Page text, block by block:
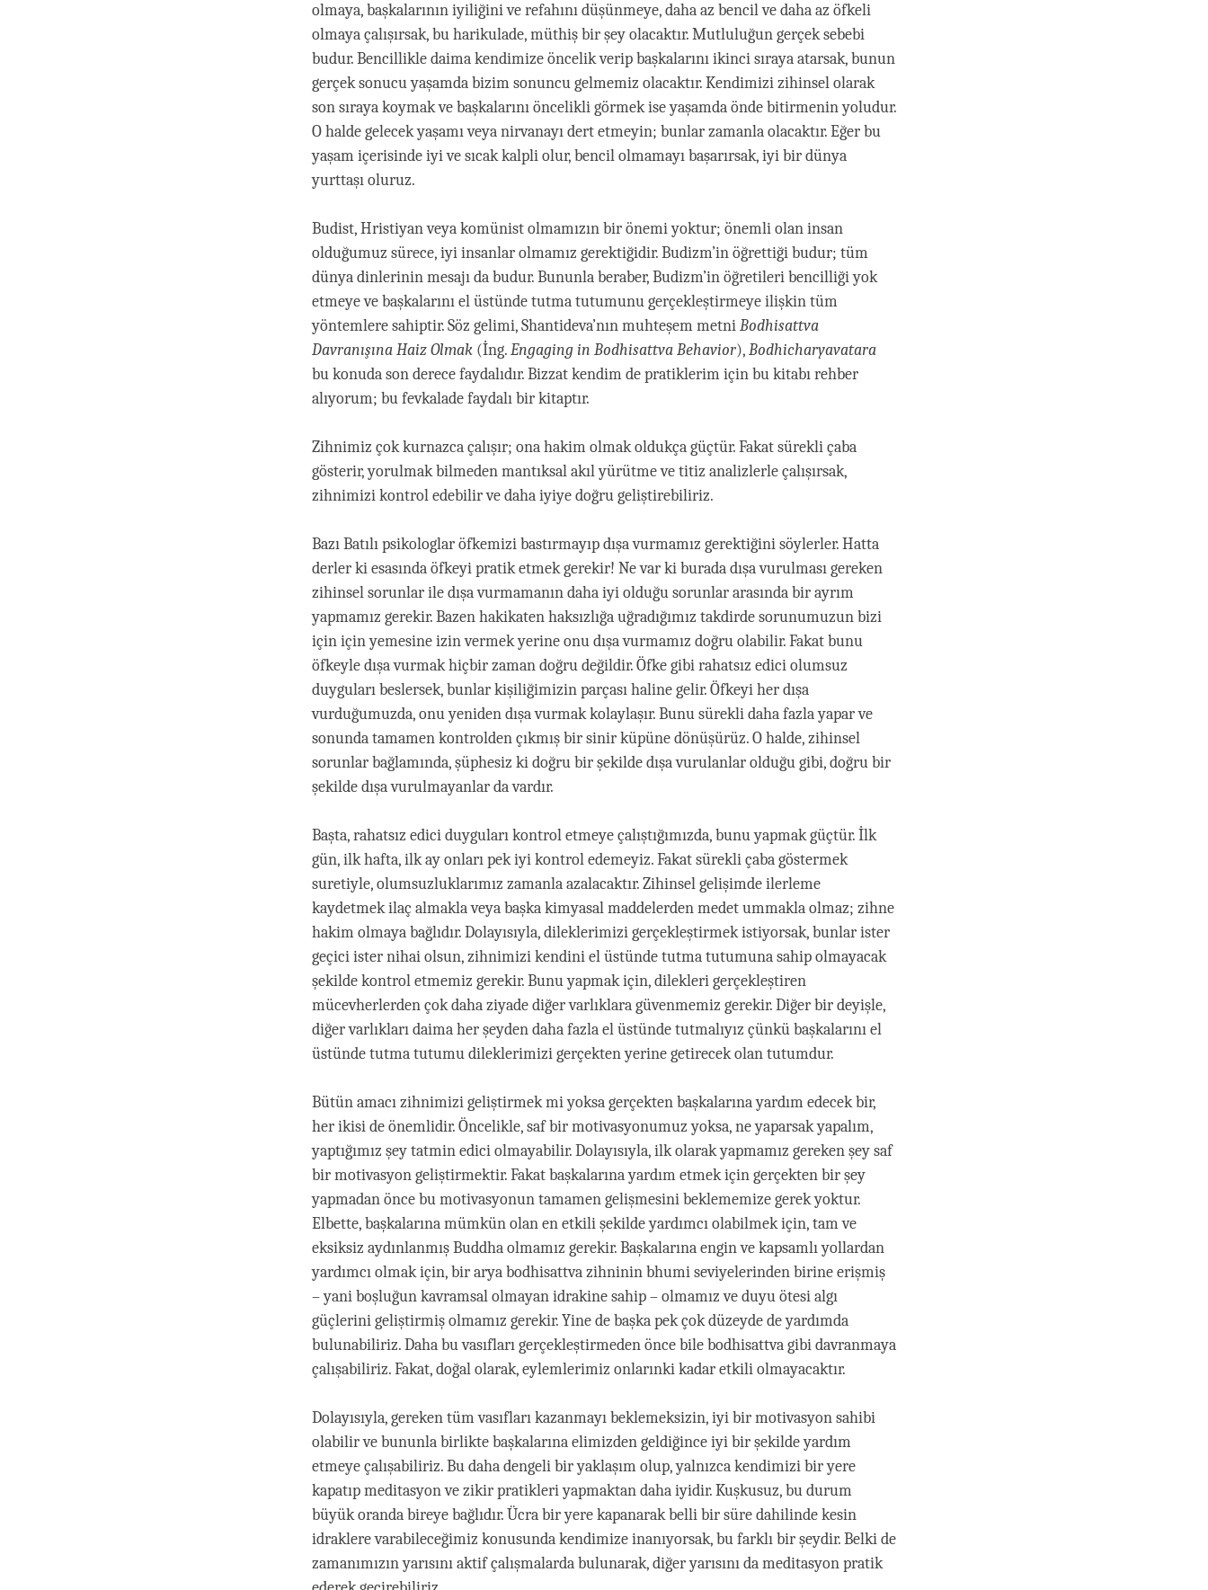
olmaya, başkalarının iyiliğini ve refahını düşünmeye, daha az bencil ve daha az öfkeli
olmaya çalışırsak, bu harikulade, müthiş bir şey olacaktır. Mutluluğun gerçek sebebi
budur. Bencillikle daima kendimize öncelik verip başkalarını ikinci sıraya atarsak, bunun
gerçek sonucu yaşamda bizim sonuncu gelmemiz olacaktır. Kendimizi zihinsel olarak
son sıraya koymak ve başkalarını öncelikli görmek ise yaşamda önde bitirmenin yoludur.
O halde gelecek yaşamı veya nirvanayı dert etmeyin; bunlar zamanla olacaktır. Eğer bu
yaşam içerisinde iyi ve sıcak kalpli olur, bencil olmamayı başarırsak, iyi bir dünya
yurttaşı oluruz.
Budist, Hristiyan veya komünist olmamızın bir önemi yoktur; önemli olan insan
olduğumuz sürece, iyi insanlar olmamız gerektiğidir. Budizm’in öğrettiği budur; tüm
dünya dinlerinin mesajı da budur. Bununla beraber, Budizm’in öğretileri bencilliği yok
etmeye ve başkalarını el üstünde tutma tutumunu gerçekleştirmeye ilişkin tüm
yöntemlere sahiptir. Söz gelimi, Shantideva’nın muhteşem metniBodhisattva
Davranışına Haiz Olmak (İng.Engaging in Bodhisattva Behavior),Bodhicharyavatara
bu konuda son derece faydalıdır. Bizzat kendim de pratiklerim için bu kitabı rehber
alıyorum; bu fevkalade faydalı bir kitaptır.
Zihnimiz çok kurnazca çalışır; ona hakim olmak oldukça güçtür. Fakat sürekli çaba
gösterir, yorulmak bilmeden mantıksal akıl yürütme ve titiz analizlerle çalışırsak,
zihnimizi kontrol edebilir ve daha iyiye doğru geliştirebiliriz.
Bazı Batılı psikologlar öfkemizi bastırmayıp dışa vurmamız gerektiğini söylerler. Hatta
derler ki esasında öfkeyi pratik etmek gerekir! Ne var ki burada dışa vurulması gereken
zihinsel sorunlar ile dışa vurmamanın daha iyi olduğu sorunlar arasında bir ayrım
yapmamız gerekir. Bazen hakikaten haksızlığa uğradığımız takdirde sorunumuzun bizi
için için yemesine izin vermek yerine onu dışa vurmamız doğru olabilir. Fakat bunu
öfkeyle dışa vurmak hiçbir zaman doğru değildir. Öfke gibi rahatsız edici olumsuz
duyguları beslersek, bunlar kişiliğimizin parçası haline gelir. Öfkeyi her dışa
vurduğumuzda, onu yeniden dışa vurmak kolaylaşır. Bunu sürekli daha fazla yapar ve
sonunda tamamen kontrolden çıkmış bir sinir küpüne dönüşürüz. O halde, zihinsel
sorunlar bağlamında, şüphesiz ki doğru bir şekilde dışa vurulanlar olduğu gibi, doğru bir
şekilde dışa vurulmayanlar da vardır.
Başta, rahatsız edici duyguları kontrol etmeye çalıştığımızda, bunu yapmak güçtür. İlk
gün, ilk hafta, ilk ay onları pek iyi kontrol edemeyiz. Fakat sürekli çaba göstermek
suretiyle, olumsuzluklarımız zamanla azalacaktır. Zihinsel gelişimde ilerleme
kaydetmek ilaç almakla veya başka kimyasal maddelerden medet ummakla olmaz; zihne
hakim olmaya bağlıdır. Dolayısıyla, dileklerimizi gerçekleştirmek istiyorsak, bunlar ister
geçici ister nihai olsun, zihnimizi kendini el üstünde tutma tutumuna sahip olmayacak
şekilde kontrol etmemiz gerekir. Bunu yapmak için, dilekleri gerçekleştiren
mücevherlerden çok daha ziyade diğer varlıklara güvenmemiz gerekir. Diğer bir deyişle,
diğer varlıkları daima her şeyden daha fazla el üstünde tutmalıyız çünkü başkalarını el
üstünde tutma tutumu dileklerimizi gerçekten yerine getirecek olan tutumdur.
Bütün amacı zihnimizi geliştirmek mi yoksa gerçekten başkalarına yardım edecek bir,
her ikisi de önemlidir. Öncelikle, saf bir motivasyonumuz yoksa, ne yaparsak yapalım,
yaptığımız şey tatmin edici olmayabilir. Dolayısıyla, ilk olarak yapmamız gereken şey saf
bir motivasyon geliştirmektir. Fakat başkalarına yardım etmek için gerçekten bir şey
yapmadan önce bu motivasyonun tamamen gelişmesini beklememize gerek yoktur.
Elbette, başkalarına mümkün olan en etkili şekilde yardımcı olabilmek için, tam ve
eksiksiz aydınlanmış Buddha olmamız gerekir. Başkalarına engin ve kapsamlı yollardan
yardımcı olmak için, bir arya bodhisattva zihninin bhumi seviyelerinden birine erişmiş
– yani boşluğun kavramsal olmayan idrakine sahip – olmamız ve duyu ötesi algı
güçlerini geliştirmiş olmamız gerekir. Yine de başka pek çok düzeyde de yardımda
bulunabiliriz. Daha bu vasıfları gerçekleştirmeden önce bile bodhisattva gibi davranmaya
çalışabiliriz. Fakat, doğal olarak, eylemlerimiz onlarınki kadar etkili olmayacaktır.
Dolayısıyla, gereken tüm vasıfları kazanmayı beklemeksizin, iyi bir motivasyon sahibi
olabilir ve bununla birlikte başkalarına elimizden geldiğince iyi bir şekilde yardım
etmeye çalışabiliriz. Bu daha dengeli bir yaklaşım olup, yalnızca kendimizi bir yere
kapatıp meditasyon ve zikir pratikleri yapmaktan daha iyidir. Kuşkusuz, bu durum
büyük oranda bireye bağlıdır. Ücra bir yere kapanarak belli bir süre dahilinde kesin
idraklere varabileceğimiz konusunda kendimize inanıyorsak, bu farklı bir şeydir. Belki de
zamanımızın yarısını aktif çalışmalarda bulunarak, diğer yarısını da meditasyon pratik